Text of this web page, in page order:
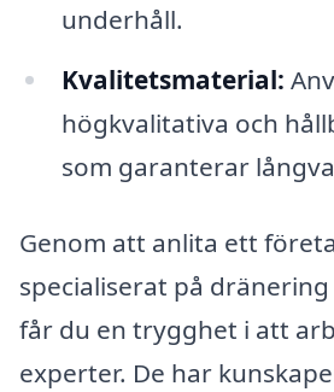
underhåll.
Kvalitetsmaterial:
högkvalitativa och
som garanterar
Genom att anlita ett
specialiserat på
får du en trygghet i att
experter. De har